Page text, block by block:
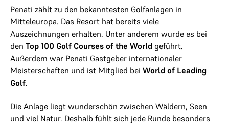
Penati zählt zu den bekanntesten Golfanlagen in
Mitteleuropa. Das Resort hat bereits viele
Auszeichnungen erhalten. Unter anderem wurde es bei
den Top 100 Golf Courses of the World geführt.
Außerdem war Penati Gastgeber internationaler
Meisterschaften und ist Mitglied bei World of Leading
Golf.
Die Anlage liegt wunderschön zwischen Wäldern, Seen
und viel Natur. Deshalb fühlt sich jede Runde besonders